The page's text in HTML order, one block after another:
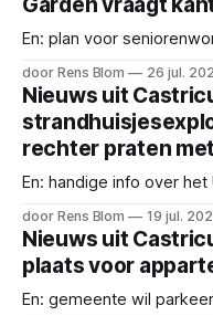
Garden vraagt
En: plan voor
door Rens Blom 26 jul.
Nieuws uit
rechter praten
En: handige info over
door Rens Blom 19 jul.
Nieuws uit
plaats voor
En: gemeente wil